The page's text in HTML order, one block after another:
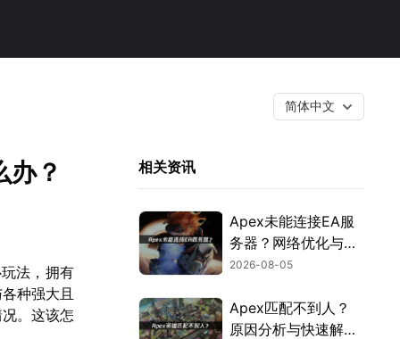
简体中文
办？
法，拥有
种强大且
。这该怎
相关资讯
Apex未能连接EA服
务器？网络优化与故
障排查指南！
2026-08-05
Apex匹配不到人？
原因分析与快速解决